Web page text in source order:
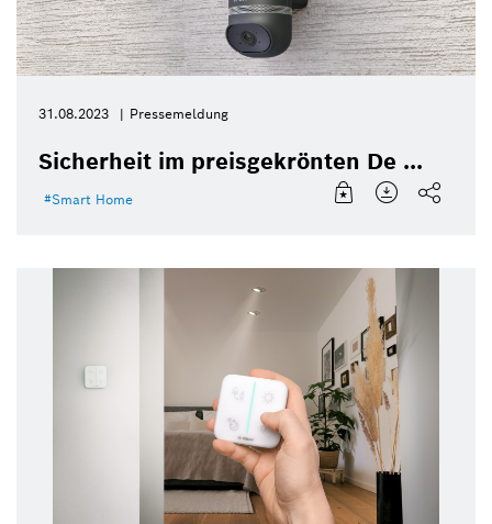
31.08.2023 Pressemeldung
Sicherheit im preisgekrönten De ...
Smart Home